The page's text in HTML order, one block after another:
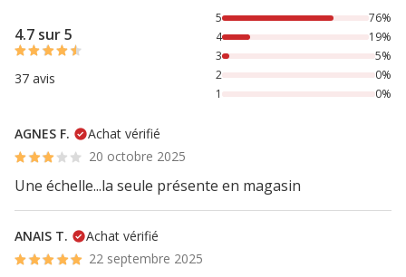
4.7 sur 5
37 avis
76% des personnes lont noté avec {1} étoiles, 19% des
5
76%
4
19%
3
5%
2
0%
1
0%
AGNES F.
Achat vérifié
20 octobre 2025
Une échelle...la seule présente en magasin
ANAIS T.
Achat vérifié
22 septembre 2025